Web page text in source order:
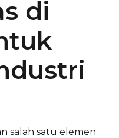
di
salah satu elemen